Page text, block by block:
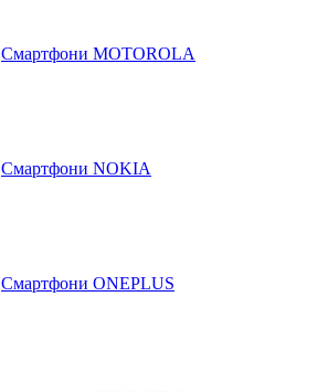
Смартфони MOTOROLA
Смартфони NOKIA
Смартфони ONEPLUS